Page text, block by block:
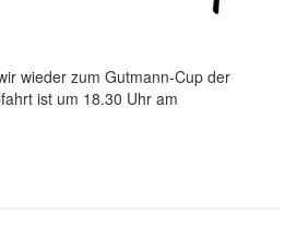
wieder zum Gutmann-Cup der
ist um 18.30 Uhr am